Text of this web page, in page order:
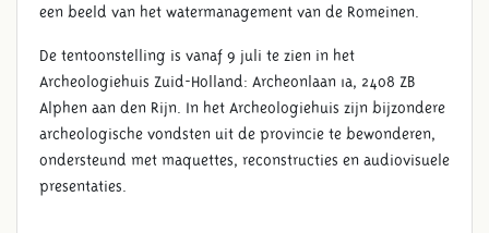
een beeld van het watermanagement van de Romeinen.
De tentoonstelling is vanaf 9 juli te zien in het
Archeologiehuis Zuid-Holland: Archeonlaan 1a, 2408 ZB
Alphen aan den Rijn. In het Archeologiehuis zijn bijzondere
archeologische vondsten uit de provincie te bewonderen,
ondersteund met maquettes, reconstructies en audiovisuele
presentaties.